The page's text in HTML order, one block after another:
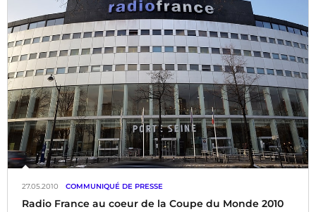
Radio France au coeur de la Coupe du Monde 2010
27.05.2010 COMMUNIQUÉ DE PRESSE